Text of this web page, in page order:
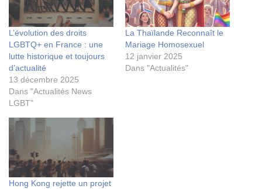
L’évolution des droits
LGBTQ+ en France : une
lutte historique et toujours
d’actualité
13 décembre 2025
Dans "Actualités News
LGBT"
La Thaïlande Reconnaît le
Mariage Homosexuel
12 janvier 2025
Dans "Actualités"
Hong Kong rejette un projet